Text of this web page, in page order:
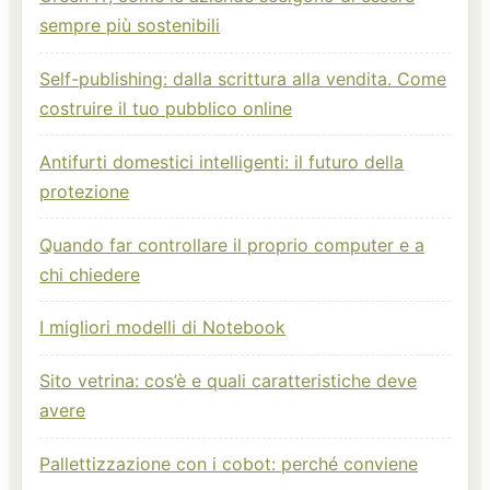
sempre più sostenibili
Self-publishing: dalla scrittura alla vendita. Come
costruire il tuo pubblico online
Antifurti domestici intelligenti: il futuro della
protezione
Quando far controllare il proprio computer e a
chi chiedere
I migliori modelli di Notebook
Sito vetrina: cos’è e quali caratteristiche deve
avere
Pallettizzazione con i cobot: perché conviene